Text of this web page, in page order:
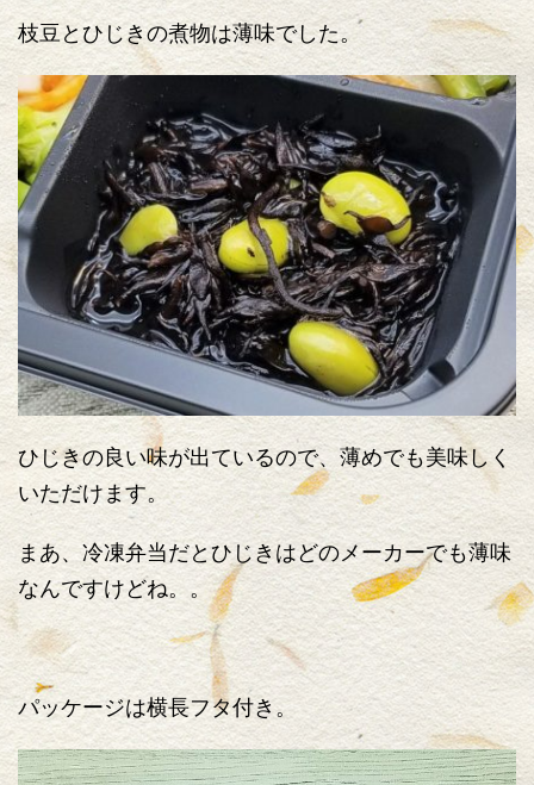
枝豆とひじきの煮物は薄味でした。
ひじきの良い味が出ているので、薄めでも美味しく
いただけます。
まあ、冷凍弁当だとひじきはどのメーカーでも薄味
なんですけどね。。
パッケージは横長フタ付き。